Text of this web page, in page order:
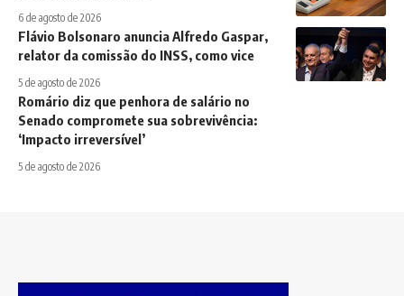
6 de agosto de 2026
Flávio Bolsonaro anuncia Alfredo Gaspar,
relator da comissão do INSS, como vice
5 de agosto de 2026
Romário diz que penhora de salário no
Senado compromete sua sobrevivência:
‘Impacto irreversível’
5 de agosto de 2026